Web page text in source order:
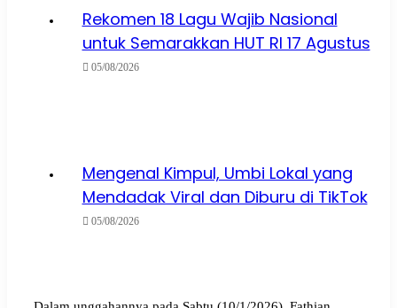
Rekomen 18 Lagu Wajib Nasional
untuk Semarakkan HUT RI 17 Agustus
05/08/2026
Mengenal Kimpul, Umbi Lokal yang
Mendadak Viral dan Diburu di TikTok
05/08/2026